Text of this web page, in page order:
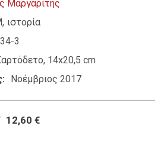
Μαργαρίτης
ιστορία
3
14x20,5 cm
Νοέμβριος 2017
12,60 €